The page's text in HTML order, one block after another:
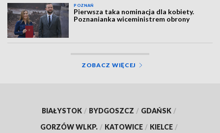
POZNAŃ
Pierwsza taka nominacja dla kobiety.
Poznanianka wiceministrem obrony
ZOBACZ WIĘCEJ
BIAŁYSTOK / BYDGOSZCZ / GDAŃSK /
GORZÓW WLKP. / KATOWICE / KIELCE /